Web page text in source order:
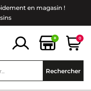
en magasin !
+ 0
Rechercher